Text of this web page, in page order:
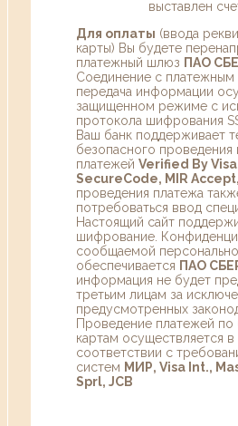
выставлен
Для оплаты (ввода
карты) Вы будете
платежный шлюз ПАО
Соединение с
передача информации
защищенном режиме с
протокола шифрования
Ваш банк поддерживает
безопасного проведения
платежей Verified By
SecureCode, MIR
проведения платежа
потребоваться ввод
Настоящий сайт
шифрование.
сообщаемой
обеспечивается ПАО
информация не будет
третьим лицам за
предусмотренных
Проведение платежей по
картам осуществляется
соответствии с
систем МИР, Visa Int.,
Sprl, JCB